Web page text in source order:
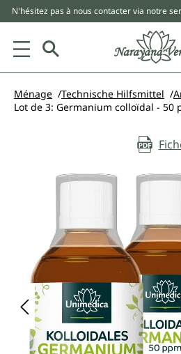
principal
N'hésitez pas à nous contacter via notre
Ménage Technische Hilfsmittel
Ignorer la galerie d'images